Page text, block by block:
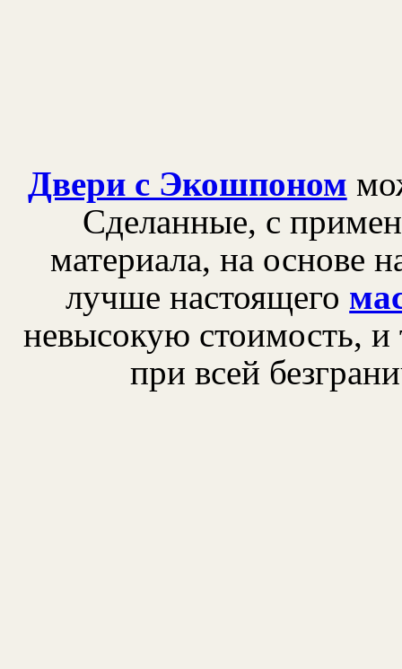
Двери с Экошпоном
Сделанные, с
материала, на основе
лучше настоящего
невысокую стоимость, и
при всей